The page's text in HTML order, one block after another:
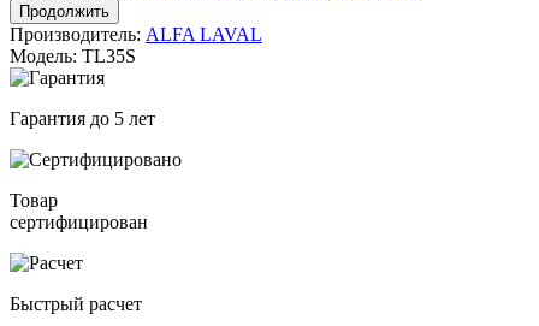
Продолжить
Производитель: ALFA LAVAL
Модель: TL35S
Гарантия до 5 лет
Товар
сертифицирован
Быстрый расчет